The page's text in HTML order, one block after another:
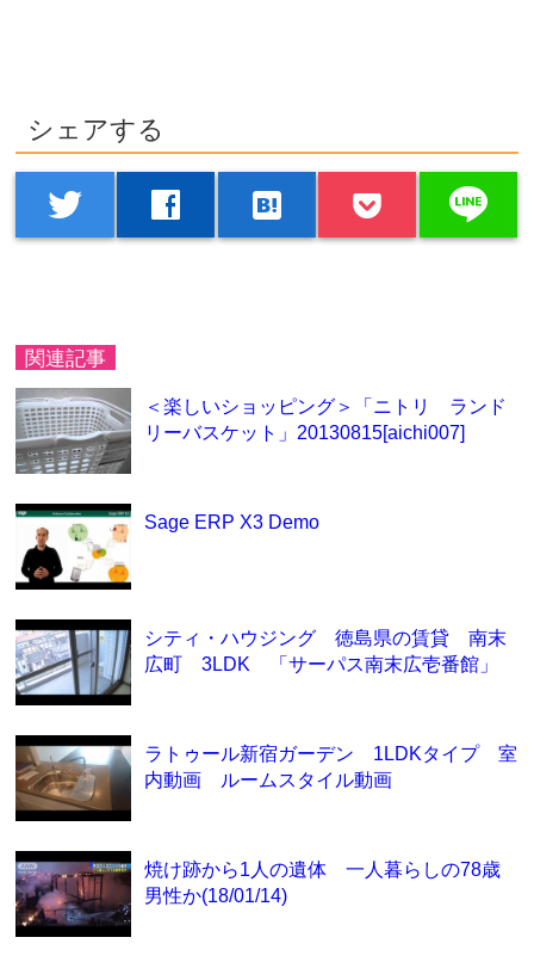
シェアする
twitter facebook hatenabookmark line
関連記事
＜楽しいショッピング＞「ニトリ ランド
リーバスケット」20130815[aichi007]
Sage ERP X3 Demo
シティ・ハウジング 徳島県の賃貸 南末
広町 3LDK 「サーパス南末広壱番館」
ラトゥール新宿ガーデン 1LDKタイプ 室
内動画 ルームスタイル動画
焼け跡から1人の遺体 一人暮らしの78歳
男性か(18/01/14)